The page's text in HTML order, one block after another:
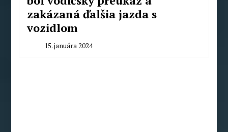
zakázaná ďalšia jazda s
vozidlom
15. januára 2024